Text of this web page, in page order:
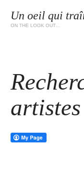
Un oeil qui
ON THE LOOK OUT…